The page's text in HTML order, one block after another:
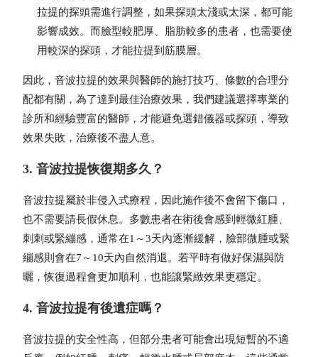
拉提的探頭需進行調整，如果探頭太淺或太深，都可能
影響成效。而臉型較肥厚、脂肪較多的患者，也需要使
用較深的探頭，才能拉提到筋膜層。
因此，音波拉提的效果與醫師的施打技巧、條數的合理分
配都有關，為了達到最佳治療效果，我們建議選擇專業的
診所和經驗豐富的醫師，才能避免選錯儀器或探頭，導致
效果失敗，治療後不盡人意。
3. 音波拉提恢復期多久？
音波拉提屬於非侵入式療程，因此施作後不會留下傷口，
也不需要請長假休息。多數患者在術後會感到輕微紅腫、
刺刺或緊繃感，通常在1～3天內逐漸緩解，臉部微腫或緊
繃感則會在7～10天內自然消退。若平時有做好保濕與防
曬，恢復過程會更加順利，也能讓緊緻效果更穩定。
4. 音波拉提有後遺症嗎？
音波拉提的安全性高，但部分患者可能會出現短暫的不適